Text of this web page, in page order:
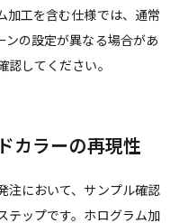
加工を含む仕様では、通常
ンの設定が異なる場合があ
してください。
カラーの再現性
注において、サンプル確認
テップです。ホログラム加